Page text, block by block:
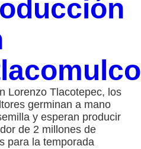
Lorenzo Tlacotepec, los
germinan a mano
y esperan producir
de 2 millones de
para la temporada